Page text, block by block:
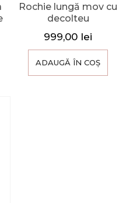
Rochie lungă mov cu
decolteu
999,00 lei
ADAUGĂ ÎN COȘ